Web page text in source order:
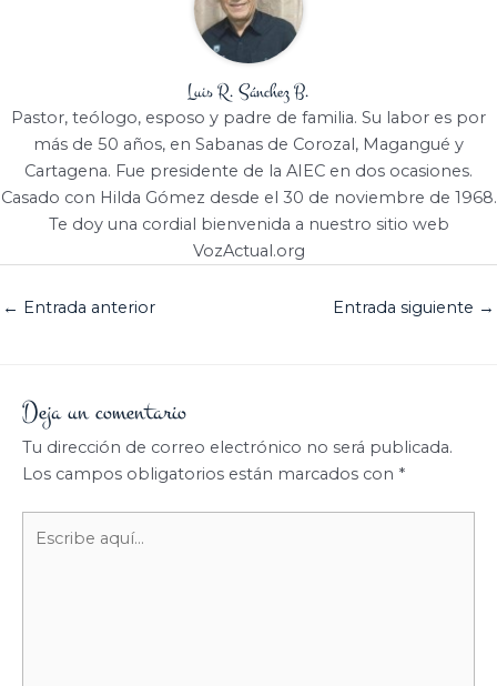
Luis R. Sánchez B.
Pastor, teólogo, esposo y padre de familia. Su labor es por
más de 50 años, en Sabanas de Corozal, Magangué y
Cartagena. Fue presidente de la AIEC en dos ocasiones.
Casado con Hilda Gómez desde el 30 de noviembre de 1968.
Te doy una cordial bienvenida a nuestro sitio web
VozActual.org
← Entrada anterior Entrada siguiente →
Deja un comentario
Tu dirección de correo electrónico no será publicada.
Los campos obligatorios están marcados con *
aquí...